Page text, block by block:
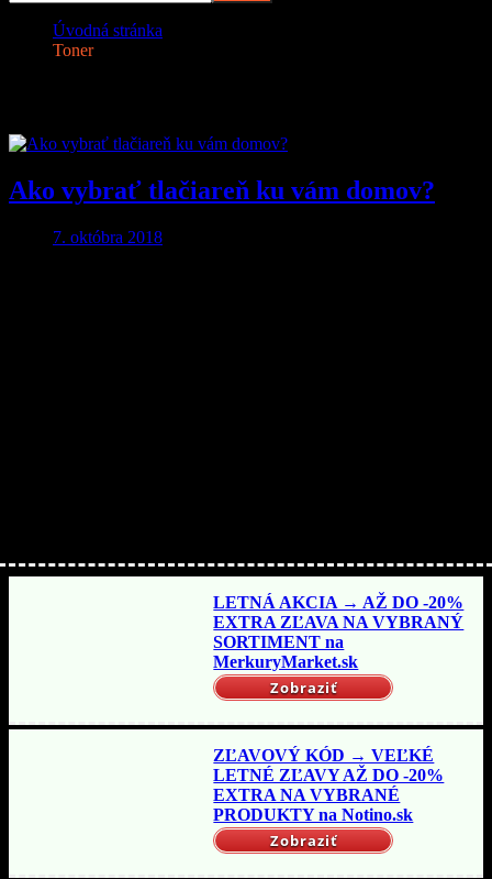
Úvodná stránka
Toner
Ako vybrať tlačiareň ku vám domov?
7. októbra 2018
LETNÁ AKCIA → AŽ DO -20%
EXTRA ZĽAVA NA VYBRANÝ
SORTIMENT na
MerkuryMarket.sk
Zobraziť
ZĽAVOVÝ KÓD → VEĽKÉ
LETNÉ ZĽAVY AŽ DO -20%
EXTRA NA VYBRANÉ
PRODUKTY na Notino.sk
Zobraziť